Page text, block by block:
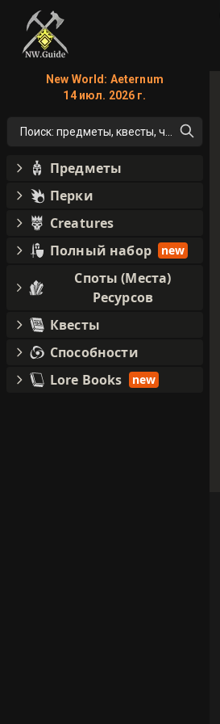
New World: Aeternum
14 июл. 2026 г.
Поиск: предметы, квесты, что угодно!
Предметы
Перки
Creatures
Полный набор
new
Споты (Места)
Ресурсов
Квесты
Способности
Lore Books
new